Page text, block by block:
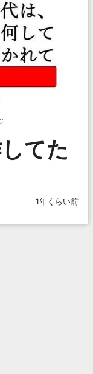
てた
1年くらい前